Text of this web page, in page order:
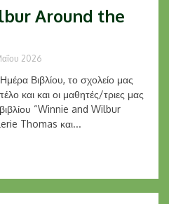
Around the
2026
Βιβλίου, το σχολείο μας
και και οι μαθητές/τριες μας
βιβλίου “Winnie and Wilbur
Thomas και...